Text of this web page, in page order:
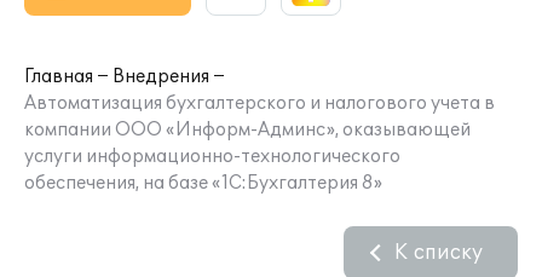
Главная
Внедрения
Автоматизация бухгалтерского и налогового учета в
компании ООО «Информ-Админс», оказывающей
услуги информационно-технологического
обеспечения, на базе «1С:Бухгалтерия 8»
К списку